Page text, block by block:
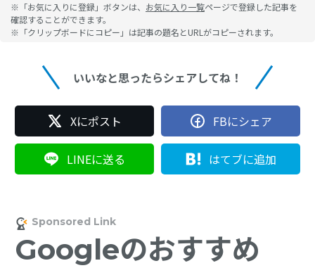
※「お気に入りに登録」ボタンは、 お気に入り一覧ページで登録した記事を
確認することができます。
※「クリップボードにコピー」は記事の題名とURLがコピーされます。
いいなと思ったらシェアしてね！
Xにポスト FBにシェア
LINEに送る はてブに追加
Googleのおすすめ